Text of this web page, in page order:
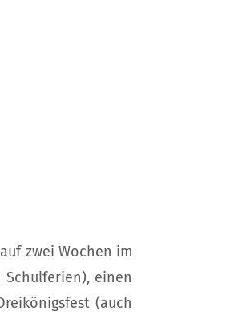
zwei Wochen im
einen
(auch